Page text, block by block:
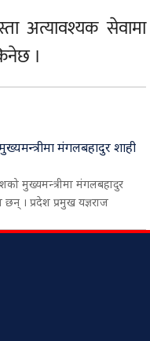
अत्यावश्यक सेवामा
।
मंगलबहादुर शाही
मुख्यमन्त्रीमा मंगलबहादुर
। प्रदेश प्रमुख यज्ञराज